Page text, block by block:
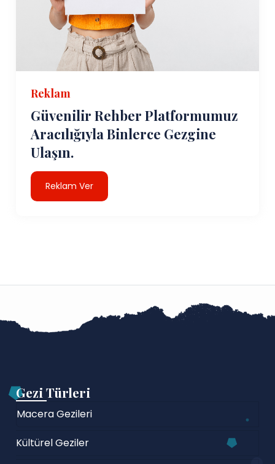
Reklam
Güvenilir Rehber Platformumuz
Aracılığıyla Binlerce Gezgine
Ulaşın.
Reklam Ver
Gezi Türleri
Macera Gezileri
Kültürel Geziler